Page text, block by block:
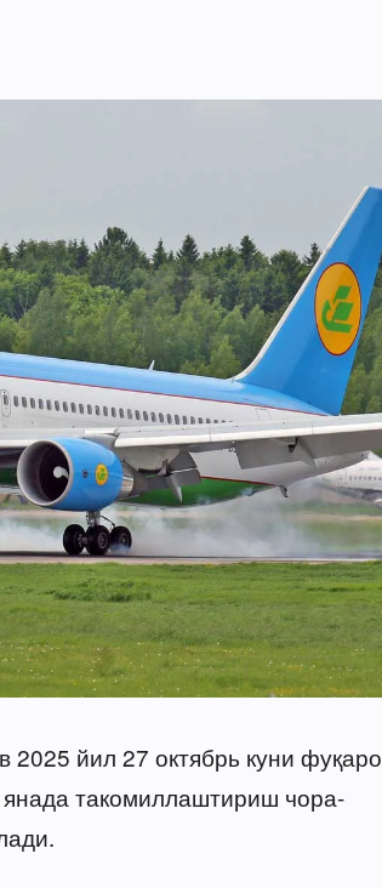
йил 27 октябрь куни фуқаро
такомиллаштириш чора-